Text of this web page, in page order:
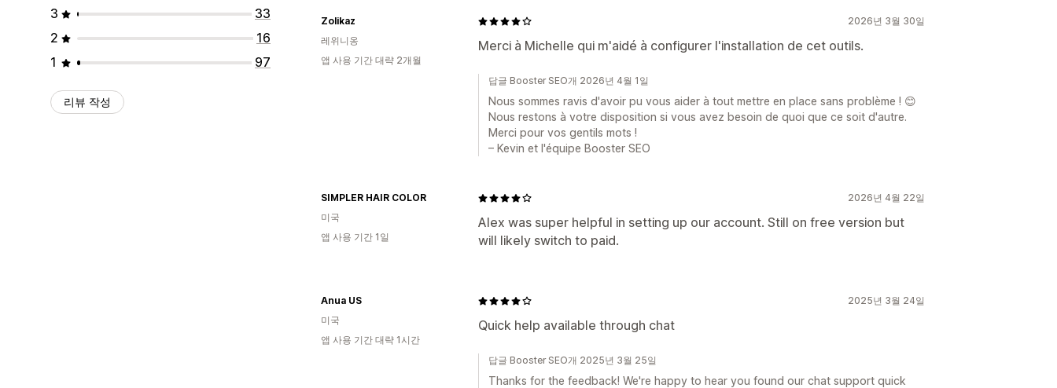
3
33
2
16
1
97
리뷰 작성
2026년 3월 30일
Merci à Michelle qui m'aidé à configurer l'installation de cet outils.
Zolikaz
레위니옹
앱 사용 기간 대략 2개월
답글 Booster SEO개 2026년 4월 1일
Nous sommes ravis d'avoir pu vous aider à tout mettre en place sans problème ! 😊
Nous restons à votre disposition si vous avez besoin de quoi que ce soit d'autre.
Merci pour vos gentils mots !
– Kevin et l'équipe Booster SEO
2026년 4월 22일
Alex was super helpful in setting up our account. Still on free version but
will likely switch to paid.
SIMPLER HAIR COLOR
미국
앱 사용 기간 1일
2025년 3월 24일
Quick help available through chat
Anua US
미국
앱 사용 기간 대략 1시간
답글 Booster SEO개 2025년 3월 25일
Thanks for the feedback! We're happy to hear you found our chat support quick